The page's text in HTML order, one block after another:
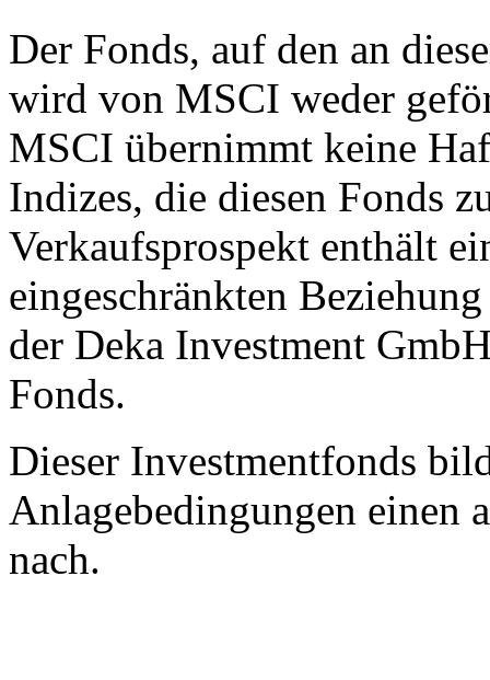
Der Fonds, auf den an
wird von MSCI weder
MSCI übernimmt keine
Indizes, die diesen Fonds
Verkaufsprospekt enthält
eingeschränkten
der Deka Investment
Fonds.
Dieser Investmentfonds
Anlagebedingungen einen
nach.